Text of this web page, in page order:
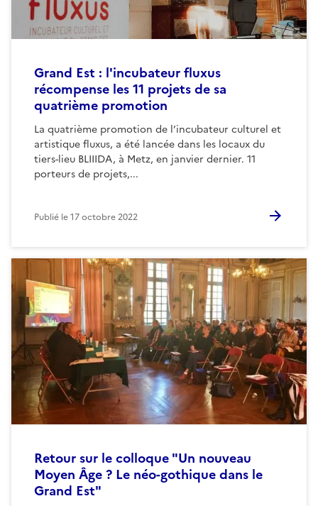
Grand Est : l'incubateur fluxus
récompense les 11 projets de sa
quatrième promotion
La quatrième promotion de l’incubateur culturel et
artistique fluxus, a été lancée dans les locaux du
tiers-lieu BLIIIDA, à Metz, en janvier dernier. 11
porteurs de projets,...
Publié le17 octobre 2022
Retour sur le colloque "Un nouveau
Moyen Âge ? Le néo-gothique dans le
Grand Est"